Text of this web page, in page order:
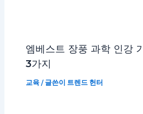
엠베스트 장풍 과학 인강
3가지
교육/ 글쓴이 트렌드 헌터